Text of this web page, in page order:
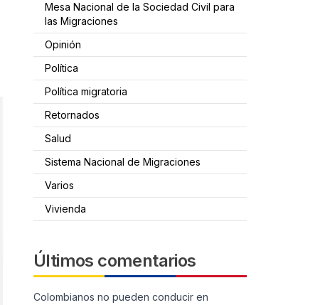
Mesa Nacional de la Sociedad Civil para
las Migraciones
Opinión
Política
Política migratoria
Retornados
Salud
Sistema Nacional de Migraciones
Varios
Vivienda
Últimos comentarios
Colombianos no pueden conducir en